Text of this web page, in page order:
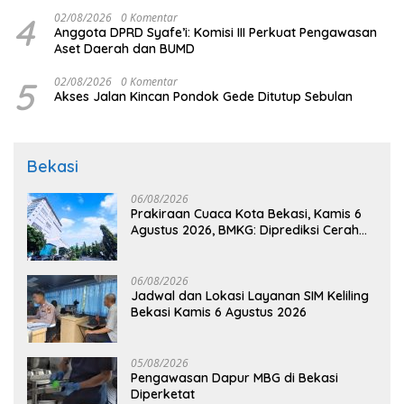
4 02/08/2026 0 Komentar
Anggota DPRD Syafe’i: Komisi III Perkuat Pengawasan
Aset Daerah dan BUMD
5 02/08/2026 0 Komentar
Akses Jalan Kincan Pondok Gede Ditutup Sebulan
Bekasi
06/08/2026
Prakiraan Cuaca Kota Bekasi, Kamis 6
Agustus 2026, BMKG: Diprediksi Cerah
06/08/2026
Jadwal dan Lokasi Layanan SIM Keliling
Bekasi Kamis 6 Agustus 2026
05/08/2026
Pengawasan Dapur MBG di Bekasi
Diperketat